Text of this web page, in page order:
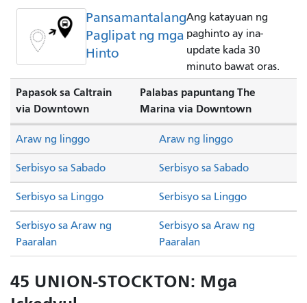
Pansamantalang
Paglipat ng mga
Hinto
Ang katayuan ng
paghinto ay ina-
update kada 30
minuto bawat oras.
Papasok sa Caltrain
via Downtown
Palabas papuntang The
Marina via Downtown
Serbisyo sa Sabado Serbisyo sa Sabado
Serbisyo sa Linggo Serbisyo sa Linggo
Araw ng linggo Araw ng linggo
Serbisyo sa Araw ng
Paaralan
Serbisyo sa Araw ng
Paaralan
45 UNION-STOCKTON: Mga